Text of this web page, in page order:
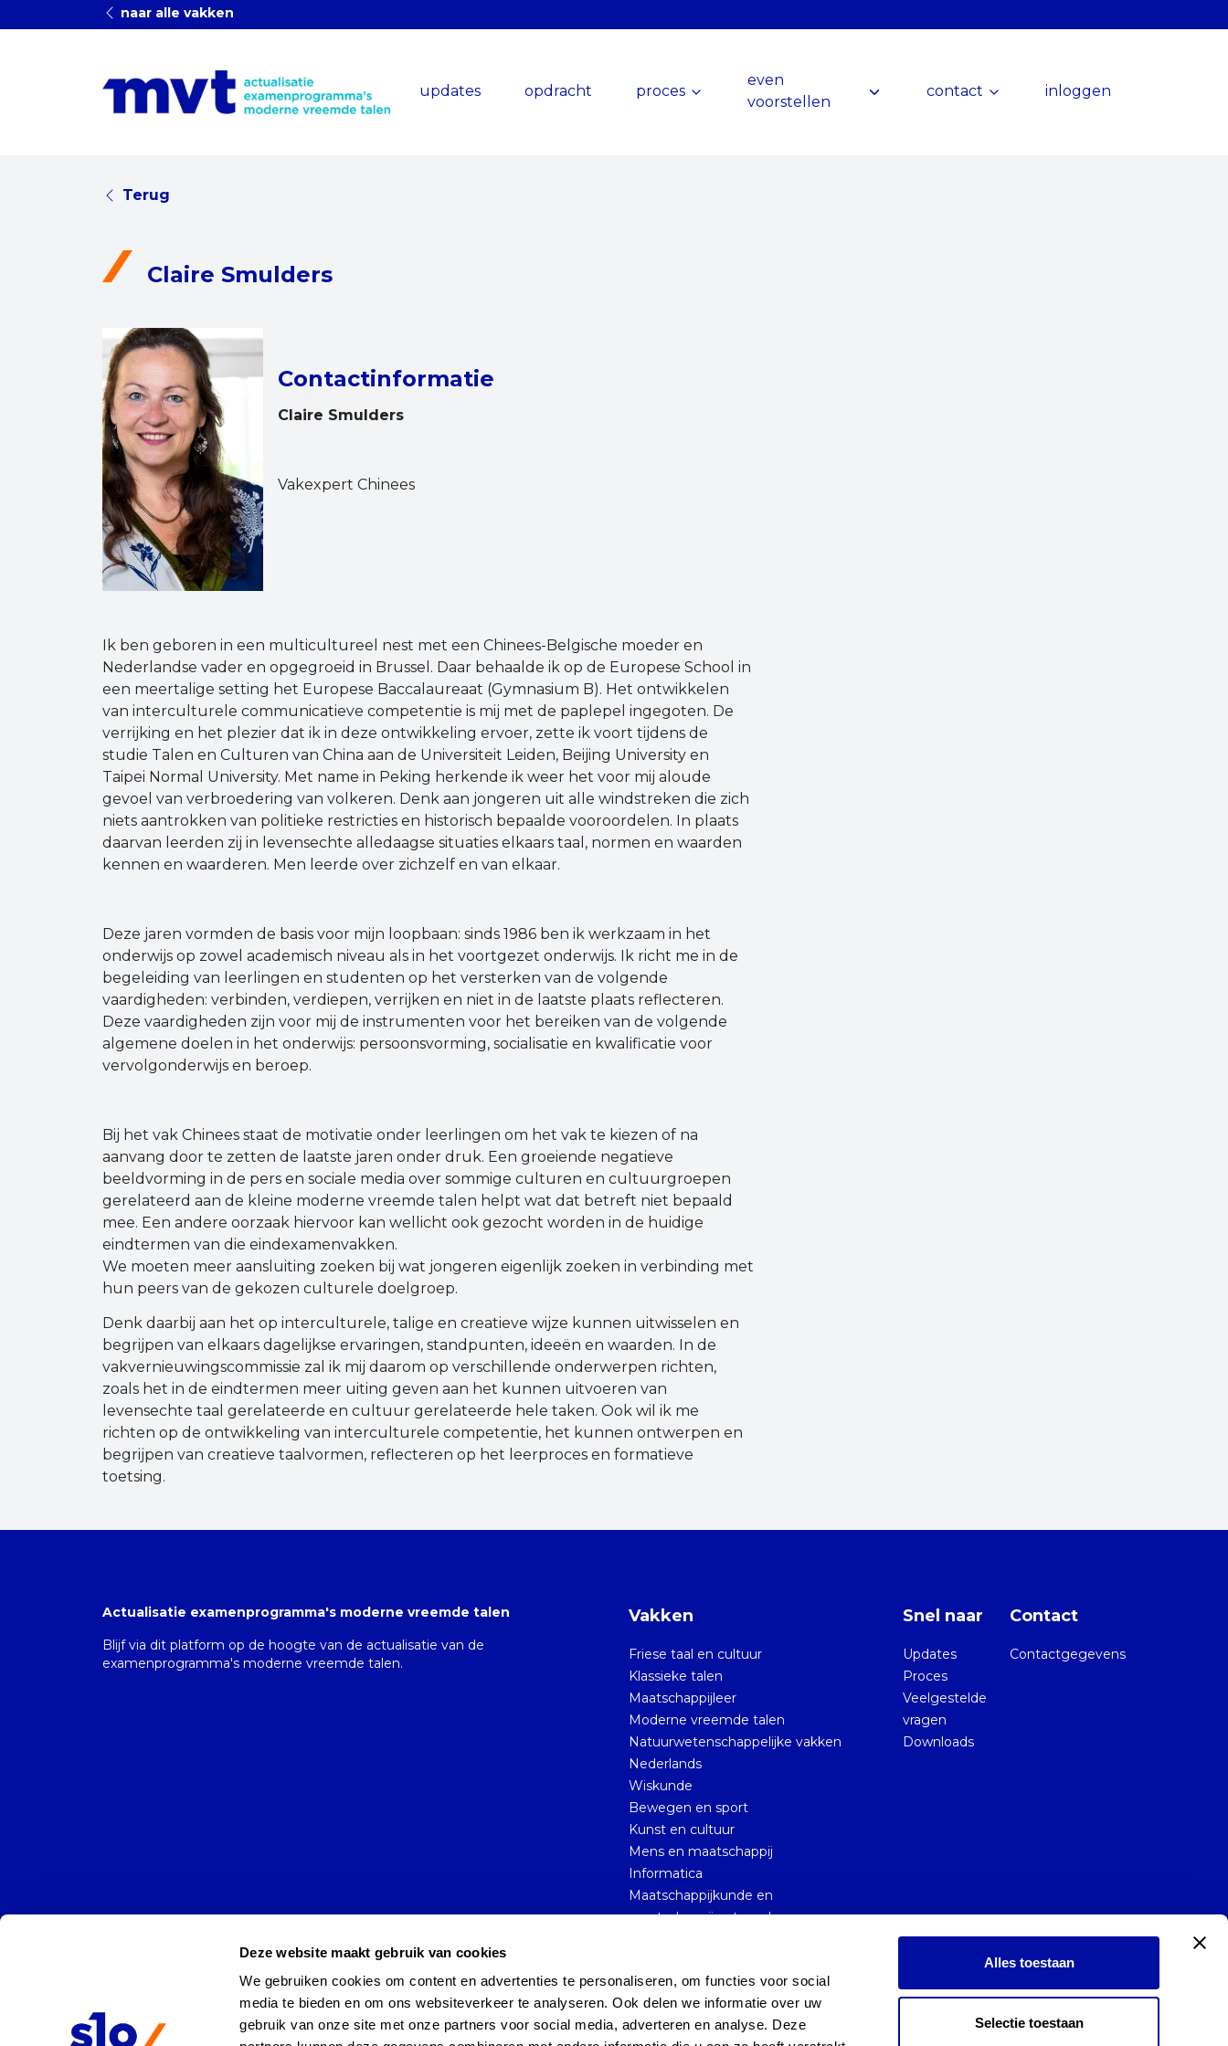
Deze website maakt gebruik van cookies
We gebruiken cookies om content en advertenties te personaliseren, om functies voor social
media te bieden en om ons websiteverkeer te analyseren. Ook delen we informatie over uw
gebruik van onze site met onze partners voor social media, adverteren en analyse. Deze
Alles toestaan
Selectie toestaan
naar alle vakken
updates opdracht proces
even
voorstellen
contact inloggen
Terug
Claire Smulders
Contactinformatie
Claire Smulders
Vakexpert Chinees
Ik ben geboren in een multicultureel nest met een Chinees-Belgische moeder en
Nederlandse vader en opgegroeid in Brussel. Daar behaalde ik op de Europese School in
een meertalige setting het Europese Baccalaureaat (Gymnasium B). Het ontwikkelen
van interculturele communicatieve competentie is mij met de paplepel ingegoten. De
verrijking en het plezier dat ik in deze ontwikkeling ervoer, zette ik voort tijdens de
studie Talen en Culturen van China aan de Universiteit Leiden, Beijing University en
Taipei Normal University. Met name in Peking herkende ik weer het voor mij aloude
gevoel van verbroedering van volkeren. Denk aan jongeren uit alle windstreken die zich
niets aantrokken van politieke restricties en historisch bepaalde vooroordelen. In plaats
daarvan leerden zij in levensechte alledaagse situaties elkaars taal, normen en waarden
kennen en waarderen. Men leerde over zichzelf en van elkaar.
Deze jaren vormden de basis voor mijn loopbaan: sinds 1986 ben ik werkzaam in het
onderwijs op zowel academisch niveau als in het voortgezet onderwijs. Ik richt me in de
begeleiding van leerlingen en studenten op het versterken van de volgende
vaardigheden: verbinden, verdiepen, verrijken en niet in de laatste plaats reflecteren.
Deze vaardigheden zijn voor mij de instrumenten voor het bereiken van de volgende
algemene doelen in het onderwijs: persoonsvorming, socialisatie en kwalificatie voor
vervolgonderwijs en beroep.
Bij het vak Chinees staat de motivatie onder leerlingen om het vak te kiezen of na
aanvang door te zetten de laatste jaren onder druk. Een groeiende negatieve
beeldvorming in de pers en sociale media over sommige culturen en cultuurgroepen
gerelateerd aan de kleine moderne vreemde talen helpt wat dat betreft niet bepaald
mee. Een andere oorzaak hiervoor kan wellicht ook gezocht worden in de huidige
eindtermen van die eindexamenvakken.
We moeten meer aansluiting zoeken bij wat jongeren eigenlijk zoeken in verbinding met
hun peers van de gekozen culturele doelgroep.
Denk daarbij aan het op interculturele, talige en creatieve wijze kunnen uitwisselen en
begrijpen van elkaars dagelijkse ervaringen, standpunten, ideeën en waarden. In de
vakvernieuwingscommissie zal ik mij daarom op verschillende onderwerpen richten,
zoals het in de eindtermen meer uiting geven aan het kunnen uitvoeren van
levensechte taal gerelateerde en cultuur gerelateerde hele taken. Ook wil ik me
richten op de ontwikkeling van interculturele competentie, het kunnen ontwerpen en
begrijpen van creatieve taalvormen, reflecteren op het leerproces en formatieve
toetsing.
Actualisatie examenprogramma's moderne vreemde talen
Blijf via dit platform op de hoogte van de actualisatie van de
examenprogramma's moderne vreemde talen.
Vakken
Friese taal en cultuur
Klassieke talen
Maatschappijleer
Moderne vreemde talen
Natuurwetenschappelijke vakken
Nederlands
Wiskunde
Bewegen en sport
Kunst en cultuur
Mens en maatschappij
Informatica
Maatschappijkunde en
maatschappijwetenschappen
Snel naar
Updates
Proces
Veelgestelde
vragen
Downloads
Contact
Contactgegevens
SitemapPrivacy Policy